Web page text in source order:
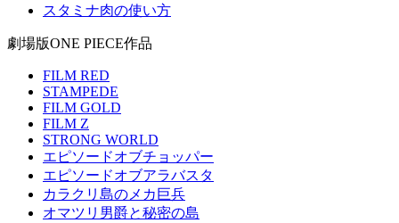
スタミナ肉の使い方
劇場版ONE PIECE作品
FILM RED
STAMPEDE
FILM GOLD
FILM Z
STRONG WORLD
エピソードオブチョッパー
エピソードオブアラバスタ
カラクリ島のメカ巨兵
オマツリ男爵と秘密の島